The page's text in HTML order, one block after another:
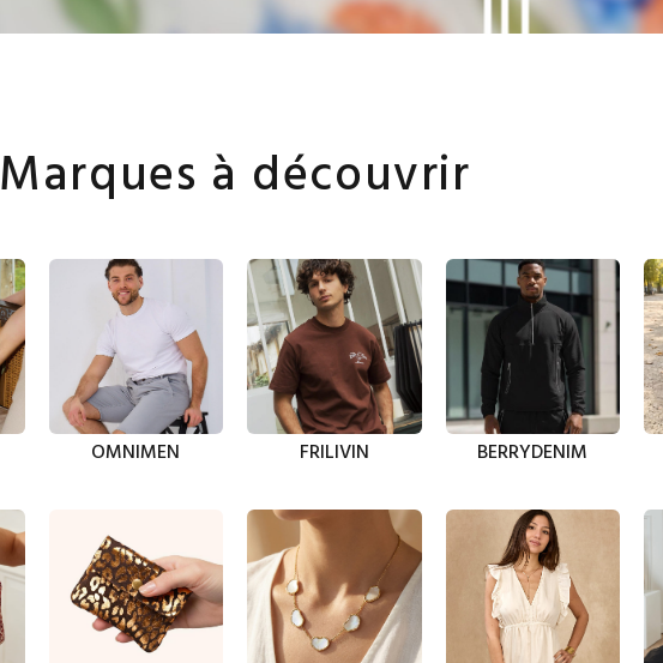
Marques à découvrir
OMNIMEN FRILIVIN BERRYDENIM